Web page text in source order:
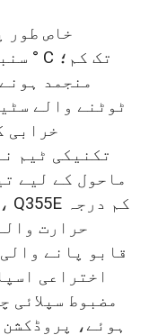
خاص طور
منجمد
ٹوٹنے والے
خرابی
ماحول کے لیے
حرارت
قابو پانے
اختراعی
مضبوط